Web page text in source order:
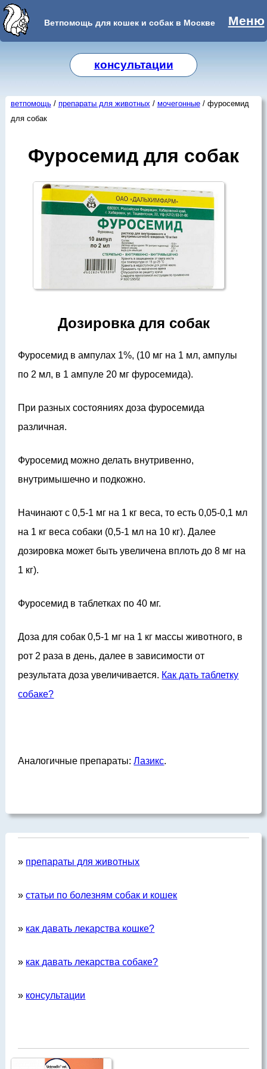
Ветпомощь для кошек и собак в Москве Меню
консультации
ветпомощь/ препараты для животных/ мочегонные/ фуросемид
для собак
Фуросемид для собак
Дозировка для собак
Фуросемид в ампулах 1%, (10 мг на 1 мл, ампулы
по 2 мл, в 1 ампуле 20 мг фуросемида).
При разных состояниях доза фуросемида
различная.
Фуросемид можно делать внутривенно,
внутримышечно и подкожно.
Начинают с 0,5-1 мг на 1 кг веса, то есть 0,05-0,1 мл
на 1 кг веса собаки (0,5-1 мл на 10 кг). Далее
дозировка может быть увеличена вплоть до 8 мг на
1 кг).
Фуросемид в таблетках по 40 мг.
Доза для собак 0,5-1 мг на 1 кг массы животного, в
рот 2 раза в день, далее в зависимости от
результата доза увеличивается. Как дать таблетку
собаке?
Аналогичные препараты:Лазикс.
» препараты для животных
»статьи по болезням собак и кошек
» как давать лекарства кошке?
» как давать лекарства собаке?
» консультации